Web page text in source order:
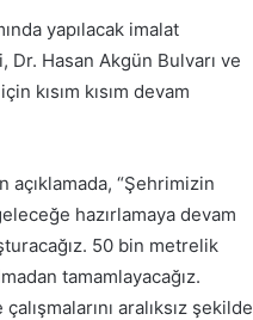
yapılacak imalat
Dr. Hasan Akgün Bulvarı ve
kısım kısım devam
açıklamada, “Şehrimizin
hazırlamaya devam
50 bin metrelik
tamamlayacağız.
aralıksız şekilde